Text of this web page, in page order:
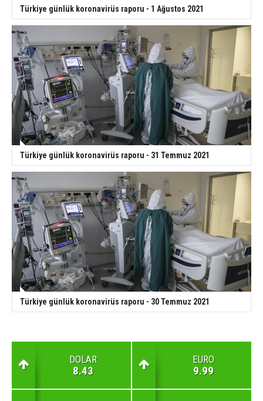
Türkiye günlük koronavirüs raporu - 1 Ağustos 2021
Türkiye günlük koronavirüs raporu - 31 Temmuz 2021
Türkiye günlük koronavirüs raporu - 30 Temmuz 2021
DOLAR
8.43
EURO
9.99